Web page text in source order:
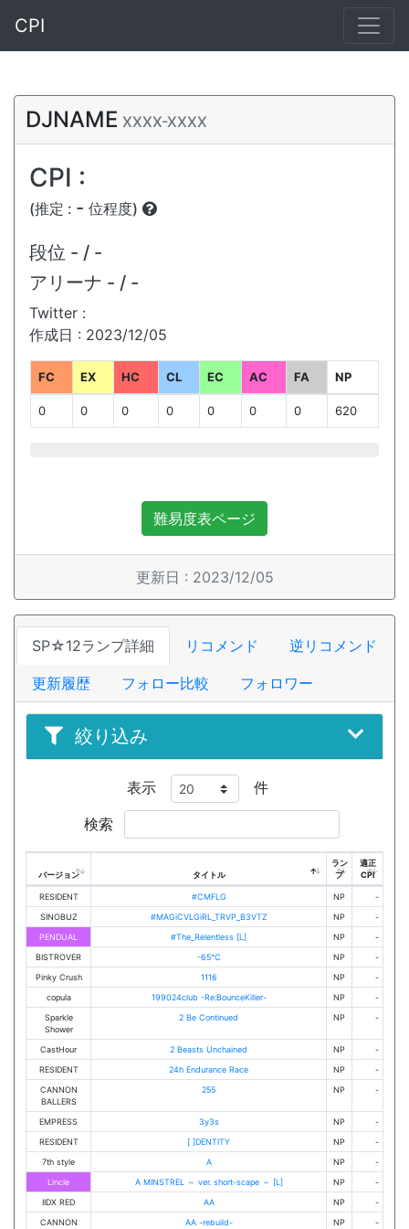
CPI
DJNAME XXXX-XXXX
CPI :
(推定 : - 位程度)
段位 - / -
アリーナ - / -
Twitter :
作成日 : 2023/12/05
FC EX HC CL EC AC FA NP
0 0 0 0 0 0 0 620
難易度表ページ
更新日 : 2023/12/05
SP☆12ランプ詳細 リコメンド 逆リコメンド
更新履歴 フォロー比較 フォロワー
絞り込み
表示 件
検索
バージョン タイトル
ラン
プ
適正
CPI
RESIDENT #CMFLG NP
-
SINOBUZ
#MAGiCVLGiRL_TRVP_B3VTZ NP
-
PENDUAL
#The_Relentless [L] NP
-
BISTROVER
-65℃ NP
-
Pinky Crush
1116 NP
-
copula
199024club -Re:BounceKiller- NP
-
Sparkle
Shower
2 Be Continued NP -
CastHour 2 Beasts Unchained NP
-
RESIDENT
24h Endurance Race NP
-
CANNON
BALLERS
255 NP -
EMPRESS 3y3s NP
-
RESIDENT
[ ]DENTITY NP
-
7th style
A NP
-
Lincle
A MINSTREL ～ ver. short-scape ～ [L] NP
-
IIDX RED
AA NP
-
CANNON
AA -rebuild- NP -